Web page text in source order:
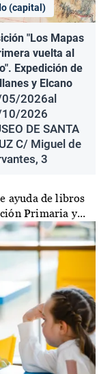
(capital)
"Los Mapas
vuelta al
Expedición de
y Elcano
2026al
2026
DE SANTA
C/ Miguel de
3
ayuda de libros
Primaria y...